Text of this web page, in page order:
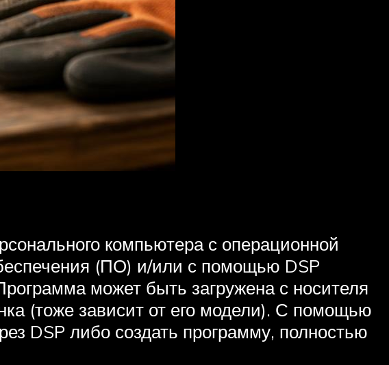
компьютера с операционной
(ПО) и/или с помощью DSP
может быть загружена с носителя
(тоже зависит от его модели). С помощью
DSP либо создать программу, полностью